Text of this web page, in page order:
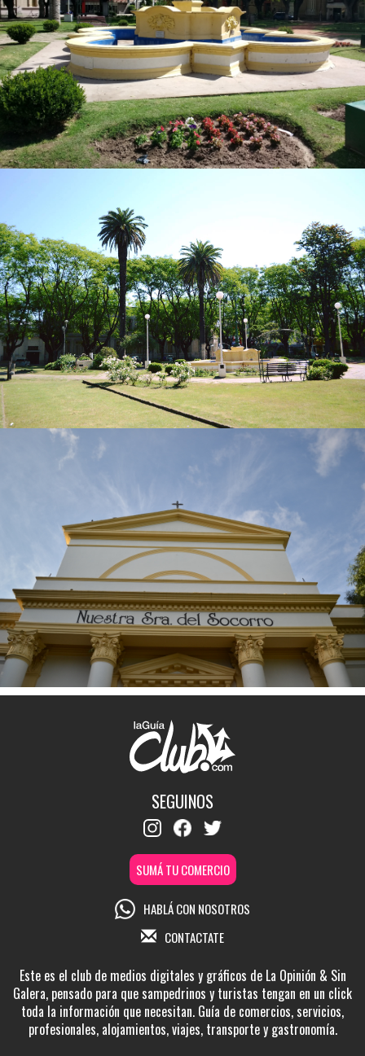
SEGUINOS
SUMÁ TU COMERCIO
HABLÁ CON NOSOTROS
CONTACTATE
Este es el club de medios digitales y gráficos de La Opinión & Sin
Galera, pensado para que sampedrinos y turistas tengan en un click
toda la información que necesitan. Guía de comercios, servicios,
profesionales, alojamientos, viajes, transporte y gastronomía.